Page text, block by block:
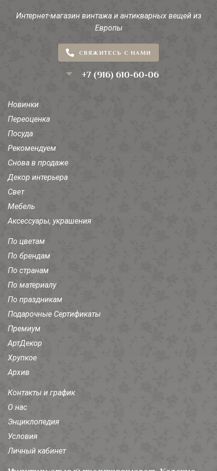
Интернет-магазин винтажа и антикварных вещей из
Европы
СВЯЖИТЕСЬ С НАМИ
+7 (916) 610-60-06
Новинки
Переоценка
Посуда
Рекомендуем
Снова в продаже
Декор интерьера
Свет
Мебель
Аксессуары, украшения
По цветам
По брендам
По странам
По материалу
По праздникам
Подарочные Сертификаты
Премиум
АртДекор
Хрупкое
Архив
Контакты и график
О нас
Энциклопедия
Условия
Личный кабинет